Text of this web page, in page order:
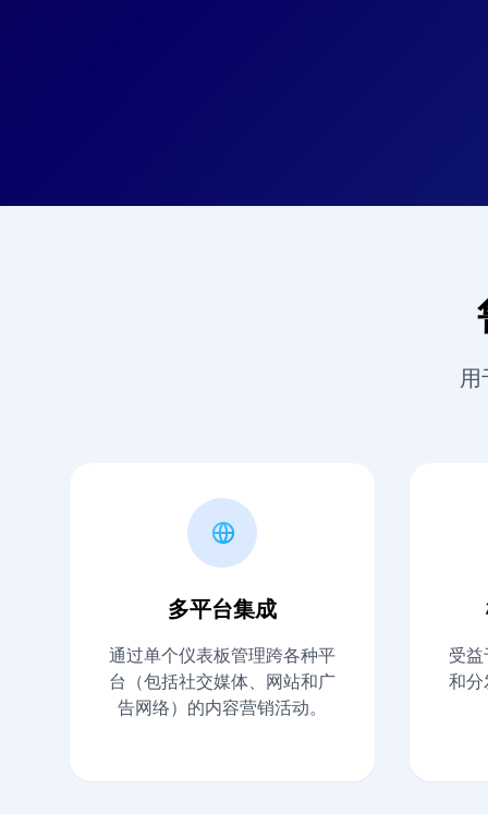
多平台集成
通过单个仪表板管理跨各种平
台（包括社交媒体、网站和广
告网络）的内容营销活动。
受
和